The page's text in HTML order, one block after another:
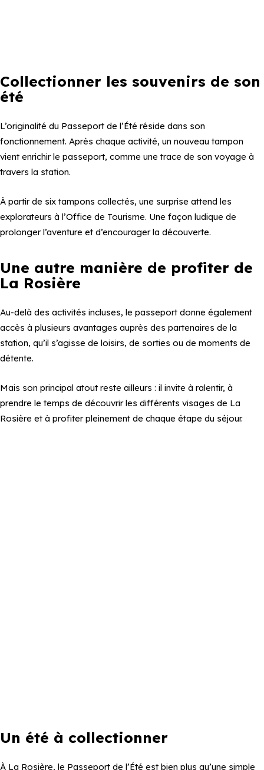
Collectionner les souvenirs de son
été
L’originalité du Passeport de l’Été réside dans son
fonctionnement. Après chaque activité, un nouveau tampon
vient enrichir le passeport, comme une trace de son voyage à
travers la station.
À partir de six tampons collectés, une surprise attend les
explorateurs à l’Office de Tourisme. Une façon ludique de
prolonger l’aventure et d’encourager la découverte.
Une autre manière de profiter de
La Rosière
Au-delà des activités incluses, le passeport donne également
accès à plusieurs avantages auprès des partenaires de la
station, qu’il s’agisse de loisirs, de sorties ou de moments de
détente.
Mais son principal atout reste ailleurs : il invite à ralentir, à
prendre le temps de découvrir les différents visages de La
Rosière et à profiter pleinement de chaque étape du séjour.
Un été à collectionner
À La Rosière, le Passeport de l’Été est bien plus qu’une simple